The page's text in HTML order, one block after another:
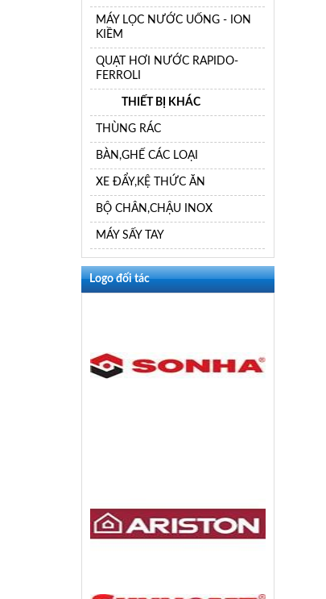
MÁY LỌC NƯỚC UỐNG - ION
KIỀM
QUẠT HƠI NƯỚC RAPIDO-
FERROLI
THIẾT BỊ KHÁC
THÙNG RÁC
BÀN,GHẾ CÁC LOẠI
XE ĐẨY,KỆ THỨC ĂN
BỘ CHÂN,CHẬU INOX
MÁY SẤY TAY
Logo đối tác